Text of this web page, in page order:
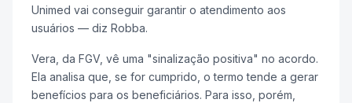
Unimed vai conseguir garantir o atendimento aos
usuários — diz Robba.
Vera, da FGV, vê uma "sinalização positiva" no acordo.
Ela analisa que, se for cumprido, o termo tende a gerar
benefícios para os beneficiários. Para isso, porém,